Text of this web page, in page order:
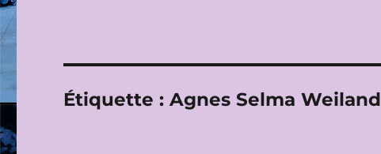
Étiquette :Agnes Selma Weiland